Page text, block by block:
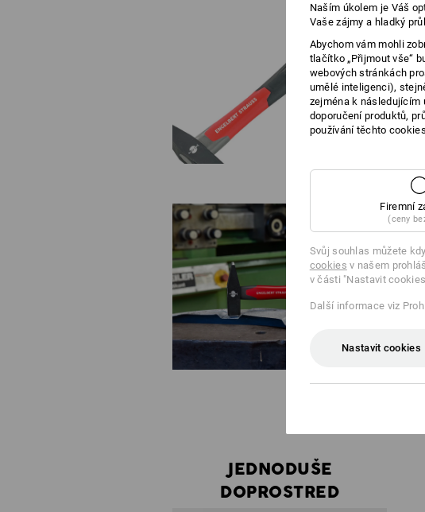
JEDNODUŠE
DOPROSTRED
Naším úkolem je Váš
Vaše zájmy a hladký
Abychom vám mohli
tlačítko „Přijmout vše“
webových stránkách
umělé inteligenci),
zejména k následujícím
doporučení produktů,
používání těchto
Firemní
(ceny
Svůj souhlas můžete
cookies v našem
v části "Nastavit
Další informace viz
Nastavit cookies